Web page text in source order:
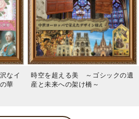
なイ
華
時空を超える美 ～ゴシックの遺
産と未来への架け橋～